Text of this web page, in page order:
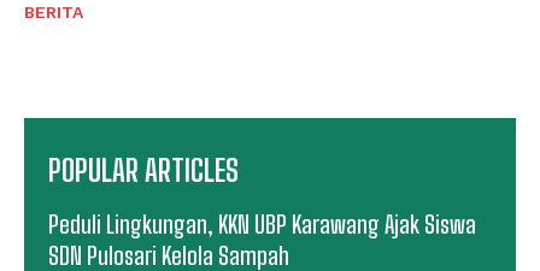
BERITA
POPULAR ARTICLES
Peduli Lingkungan, KKN UBP Karawang Ajak Siswa
SDN Pulosari Kelola Sampah